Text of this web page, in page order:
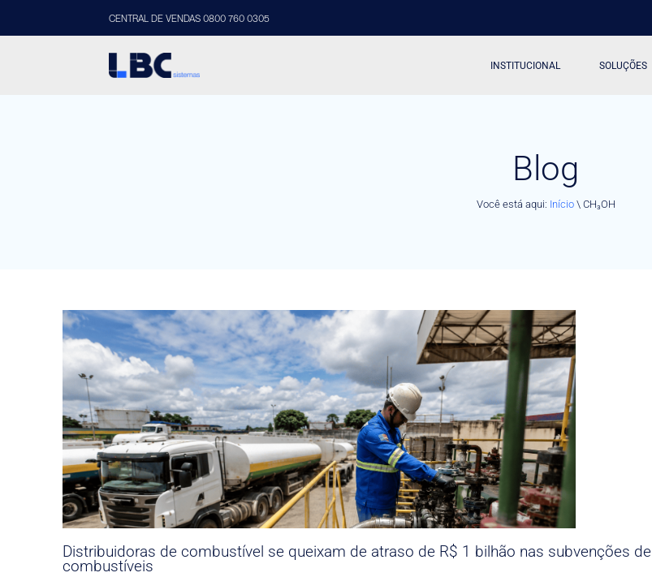
CENTRAL DE VENDAS 0800 760 0305
INSTITUCIONAL SOLUÇÕES
Blog
Você está aqui: Início\ CH₃OH
Distribuidoras de combustível se queixam de atraso de R$ 1 bilhão nas subvenções de
combustíveis